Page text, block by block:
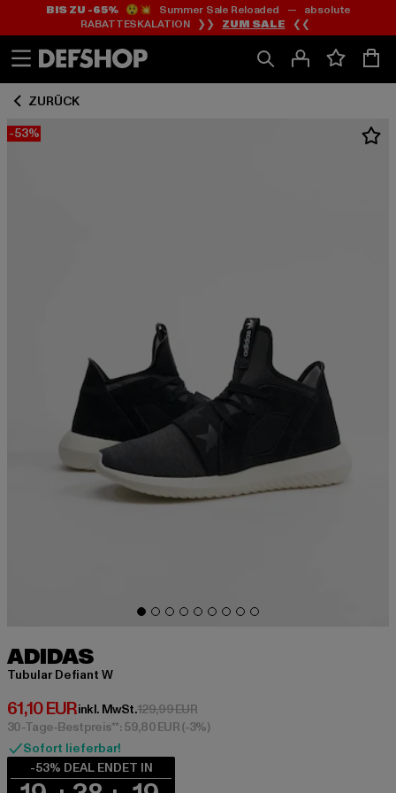
Zum
Inhalt
springen
Zum
Fußzeile
springen
BIS ZU -65%😲💥 Summer Sale Reloaded — absolute
RABATTESKALATION ❯❯ ZUM SALE ❮❮
ZURÜCK
-53%
ADIDAS
Tubular Defiant W
61,10 EUR
Derzeitiger Preis: 61,10 EUR
inkl. MwSt.129,99 EURAktionspreis: 129,99 EUR
30-Tage-Bestpreis**: 59,80 EUR(-3%)
Sofort lieferbar!
-53% DEAL ENDET IN